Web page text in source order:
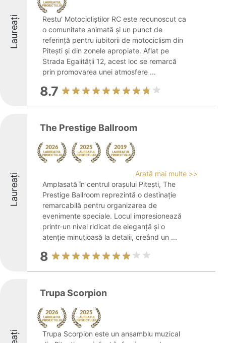
Laureați
Restu' Motocicliștilor RC este recunoscut ca
o comunitate animată și un punct de
referință pentru iubitorii de motociclism din
Pitești și din zonele apropiate. Aflat pe
Strada Egalității 12, acest loc se remarcă
prin promovarea unei atmosfere ...
8.7
Laureați
The Prestige Ballroom
Arată mai multe >>
Amplasată în centrul orașului Pitești, The
Prestige Ballroom reprezintă o destinație
remarcabilă pentru organizarea de
evenimente speciale. Locul impresionează
printr-un nivel ridicat de eleganță și o
atenție minuțioasă la detalii, creând un ...
8
Trupa Scorpion
Trupa Scorpion este un ansamblu muzical